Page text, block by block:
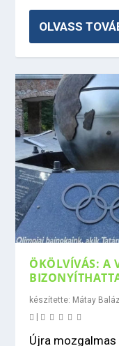
OLVASS
ÖKÖLVÍVÁS: A
készítette: Mátay
Újra